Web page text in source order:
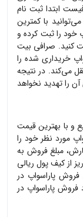
ابتدا ثبت نام
با کمترین
خود را ثبت کرده و
کنید. صرافی بیت
خریداری شده را
می‌کند. در نتیجه
را تهدید نخواهد
با بهترین قیمت
مورد نظر خود را
مبلغ فروش به
از کیف پول ریالی
فروشپاراسواپ در
فروش پاراسواپ در